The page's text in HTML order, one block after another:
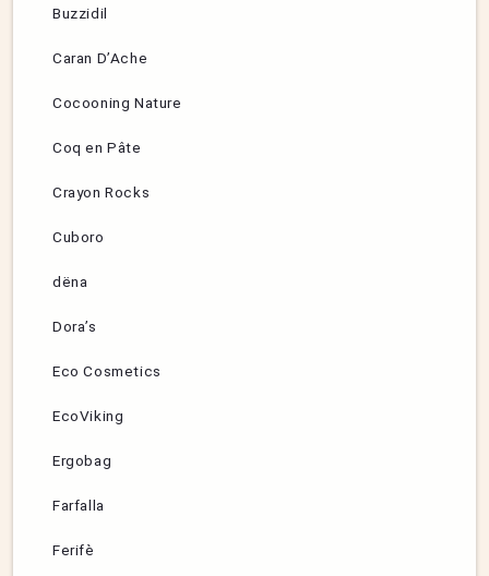
Buzzidil
Caran D’Ache
Cocooning Nature
Coq en Pâte
Crayon Rocks
Cuboro
dëna
Dora’s
Eco Cosmetics
EcoViking
Ergobag
Farfalla
Ferifè